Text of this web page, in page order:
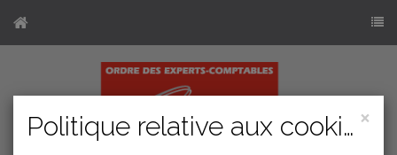
×
Politique relative aux cookies